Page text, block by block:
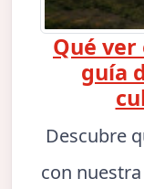
Qué ver
guía
Descubre
con